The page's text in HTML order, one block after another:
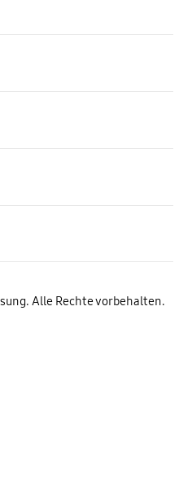
Alle Rechte vorbehalten.